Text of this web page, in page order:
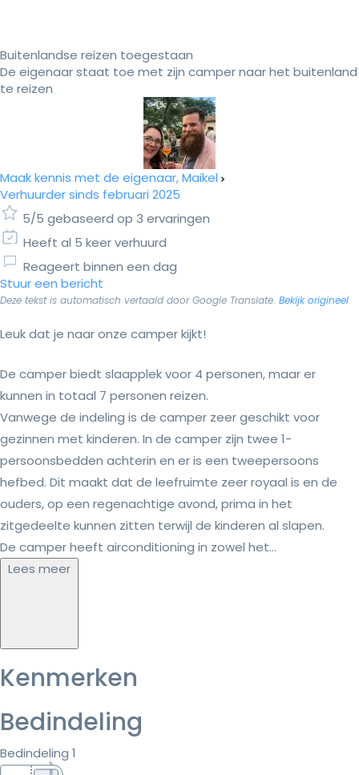
Buitenlandse reizen toegestaan
De eigenaar staat toe met zijn camper naar het buitenland
te reizen
Maak kennis met de eigenaar, Maikel
Verhuurder sinds februari 2025
5/5 gebaseerd op 3 ervaringen
Heeft al 5 keer verhuurd
Reageert binnen een dag
Stuur een bericht
Deze tekst is automatisch vertaald door Google Translate. Bekijk origineel
Leuk dat je naar onze camper kijkt!
De camper biedt slaapplek voor 4 personen, maar er
kunnen in totaal 7 personen reizen.
Vanwege de indeling is de camper zeer geschikt voor
gezinnen met kinderen. In de camper zijn twee 1-
persoonsbedden achterin en er is een tweepersoons
hefbed. Dit maakt dat de leefruimte zeer royaal is en de
ouders, op een regenachtige avond, prima in het
zitgedeelte kunnen zitten terwijl de kinderen al slapen.
De camper heeft airconditioning in zowel het...
Lees meer
Kenmerken
Bedindeling
Bedindeling 1